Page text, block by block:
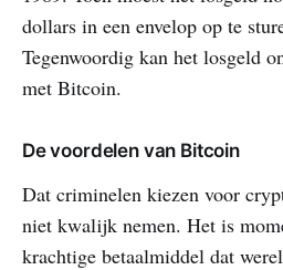
dollars in een envelop op te
Tegenwoordig kan het losgeld
met Bitcoin.
De voordelen van Bitcoin
Dat criminelen kiezen voor
niet kwalijk nemen. Het is
krachtige betaalmiddel dat